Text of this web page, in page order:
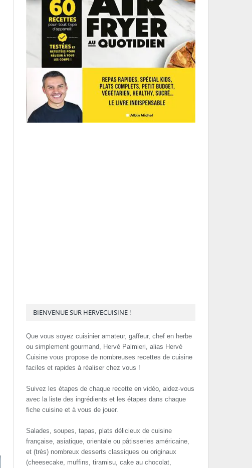
BIENVENUE SUR HERVECUISINE !
Que vous soyez cuisinier amateur, gaffeur, chef en herbe
ou simplement gourmand, Hervé Palmieri, alias Hervé
Cuisine vous propose de nombreuses recettes de cuisine
faciles et rapides à réaliser chez vous !
Suivez les étapes de chaque recette en vidéo, aidez-vous
avec la liste des ingrédients et les étapes dans chaque
fiche cuisine et à vous de jouer.
Salades, soupes, tapas, plats délicieux de cuisine
française, asiatique, orientale ou pâtisseries américaine,
et (très) nombreux desserts classiques ou originaux
(cheesecake, muffins, tiramisu, cake au chocolat,